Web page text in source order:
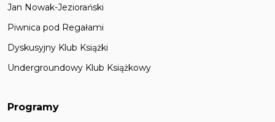
Jan Nowak-Jeziorański
Piwnica pod Regałami
Dyskusyjny Klub Książki
Undergroundowy Klub Książkowy
Programy